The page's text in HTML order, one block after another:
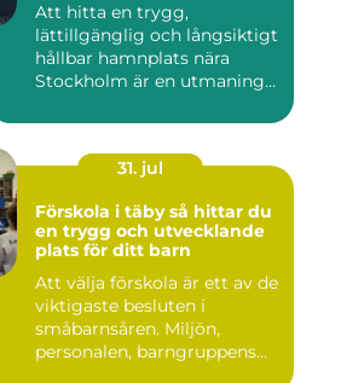
Att hitta en trygg,
lättillgänglig och långsiktigt
hållbar hamnplats nära
Stockholm är en utmaning
31. jul
Förskola i täby så hittar du
en trygg och utvecklande
plats för ditt barn
Att välja förskola är ett av de
viktigaste besluten i
småbarnsåren. Miljön,
personalen, barngruppens...